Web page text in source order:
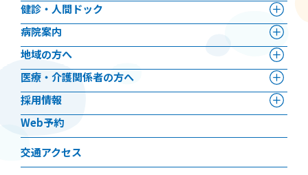
健診・人間ドック
病院案内
地域の方へ
医療・介護関係者の方へ
採用情報
Web予約
交通アクセス